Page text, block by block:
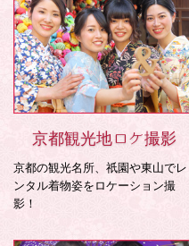
京都観光地ロケ撮影
京都の観光名所、祇園や東山でレ
ンタル着物姿をロケーション撮
影！